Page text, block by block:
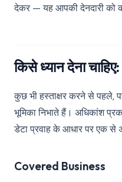
देकर — यह आपकी देनदारी को
किसे ध्यान देना
कुछ भी हस्ताक्षर करने से पहले,
भूमिका निभाते हैं। अधिकांश
डेटा प्रवाह के आधार पर एक से
Covered Business